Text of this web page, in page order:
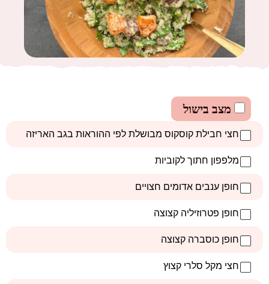
מצב בישול
חצי חבילת קוסקוס מבושלת לפי ההוראות בגב האריזה
מלפפון חתוך לקוביות
חופן ענבים אדומים חצויים
חופן פטרוזיליה קצוצה
חופן כוסברה קצוצה
חצי מקל סלרי קצוץ